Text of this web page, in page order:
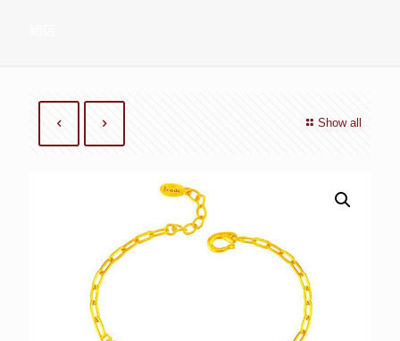
Show all